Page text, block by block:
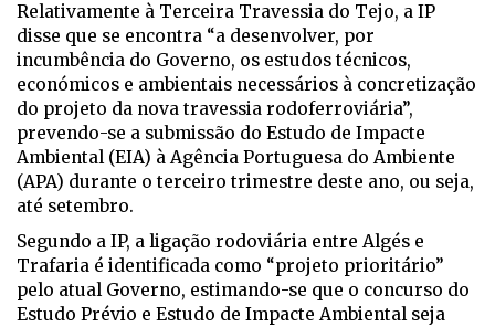
Relativamente à Terceira Travessia do Tejo, a IP
disse que se encontra “a desenvolver, por
incumbência do Governo, os estudos técnicos,
económicos e ambientais necessários à concretização
do projeto da nova travessia rodoferroviária”,
prevendo-se a submissão do Estudo de Impacte
Ambiental (EIA) à Agência Portuguesa do Ambiente
(APA) durante o terceiro trimestre deste ano, ou seja,
até setembro.
Segundo a IP, a ligação rodoviária entre Algés e
Trafaria é identificada como “projeto prioritário”
pelo atual Governo, estimando-se que o concurso do
Estudo Prévio e Estudo de Impacte Ambiental seja